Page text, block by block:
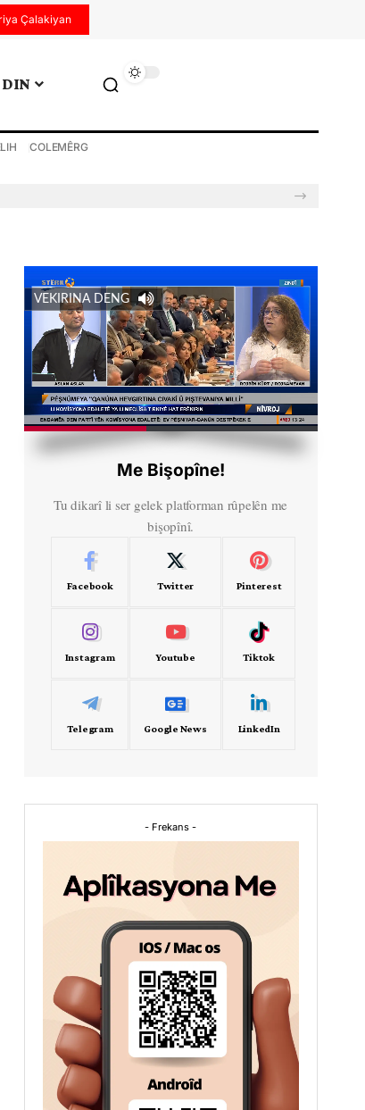
Çalakiyan
DIN
COLEMÊRG
VEKIRINA DENG
Me Bişopîne!
Tu dikarî li ser gelek platforman rûpelên me
bişopînî.
Facebook Twitter Pinterest
Instagram Youtube Tiktok
Telegram Google News LinkedIn
- Frekans -